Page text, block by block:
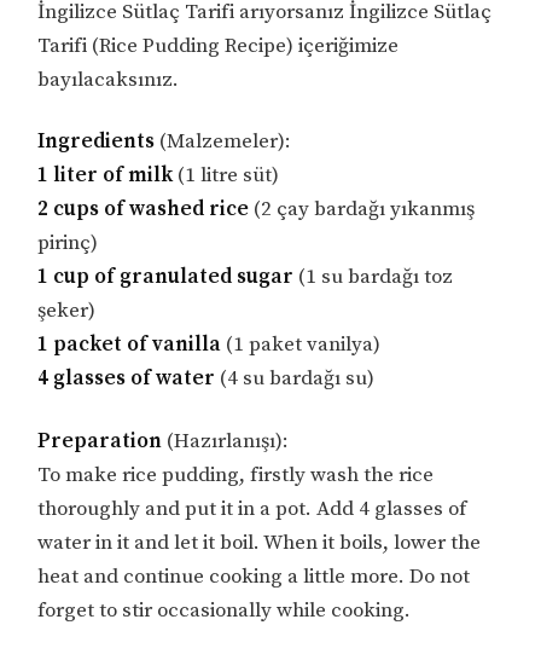
İngilizce Sütlaç Tarifi arıyorsanız İngilizce Sütlaç
Tarifi (Rice Pudding Recipe) içeriğimize
bayılacaksınız.
Ingredients (Malzemeler):
1 liter of milk(1 litre süt)
2 cups of washed rice (2 çay bardağı yıkanmış
pirinç)
1 cup of granulated sugar (1 su bardağı toz
şeker)
1 packet of vanilla (1 paket vanilya)
4 glasses of water (4 su bardağı su)
Preparation (Hazırlanışı):
To make rice pudding, firstly wash the rice
thoroughly and put it in a pot. Add 4 glasses of
water in it and let it boil. When it boils, lower the
heat and continue cooking a little more. Do not
forget to stir occasionally while cooking.